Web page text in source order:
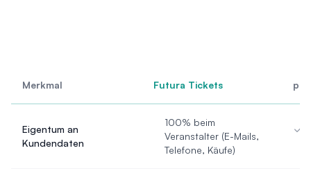
Merkmal Futura Tickets
Eigentum an
Kundendaten
100% beim
Veranstalter (E-Mails,
Telefone, Käufe)